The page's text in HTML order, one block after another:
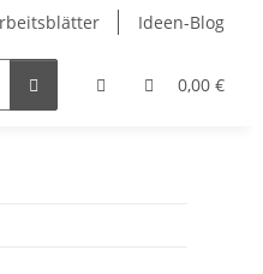
Ideen-Blog
0,00 €
Religion